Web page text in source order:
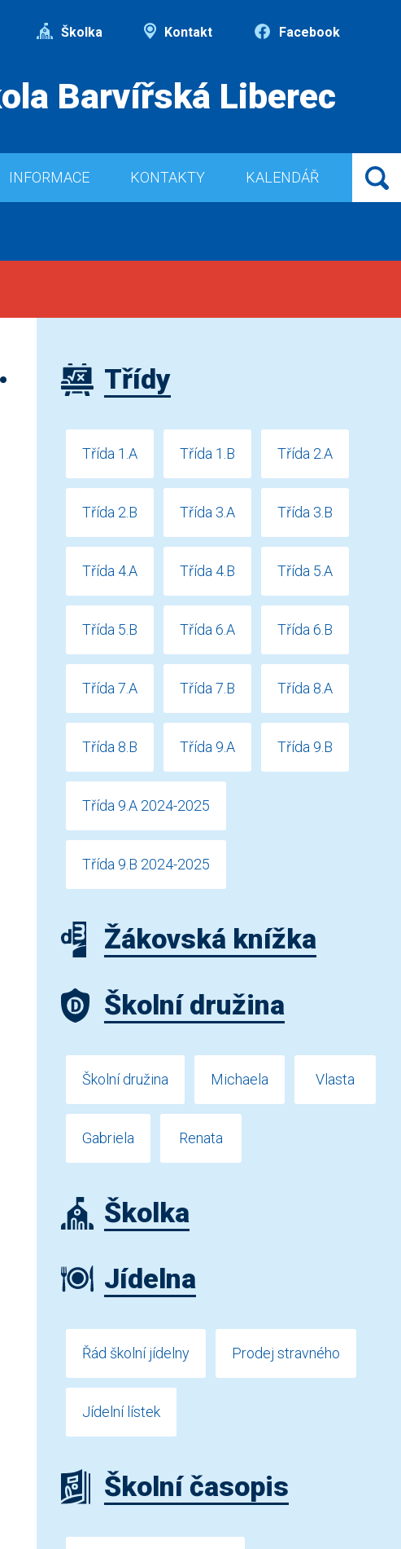
Školka Kontakt Facebook
Barvířská Liberec
INFORMACE KONTAKTY KALENDÁŘ
Třídy
Třída 1.A Třída 1.B Třída 2.A
Třída 2.B Třída 3.A Třída 3.B
Třída 4.A Třída 4.B Třída 5.A
Třída 5.B Třída 6.A Třída 6.B
Třída 7.A Třída 7.B Třída 8.A
Třída 8.B Třída 9.A Třída 9.B
Třída 9.A 2024-2025
Třída 9.B 2024-2025
Žákovská knížka
Školní družina
Školní družina Michaela Vlasta
Gabriela Renata
Školka
Jídelna
Řád školní jídelny Prodej stravného
Jídelní lístek
Školní časopis